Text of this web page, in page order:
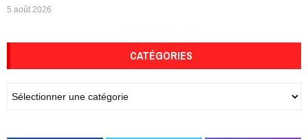
5 août 2026
CATÉGORIES